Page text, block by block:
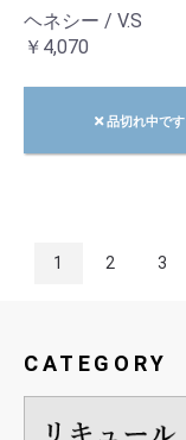
ヘネシー / V.S
￥4,070
品切れ中です
1 2 3
CATEGORY